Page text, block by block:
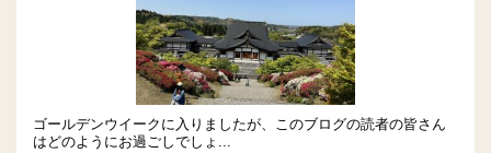
ゴールデンウイークに入りましたが、このブログの読者の皆さん
はどのようにお過ごしでしょ...